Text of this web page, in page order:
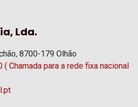
Lda.
8700-179 Olhão
Chamada para a rede fixa nacional